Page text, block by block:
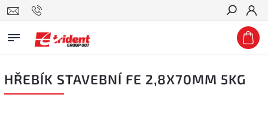
Hledat
HŘEBÍK STAVEBNÍ FE 2,8X70MM 5KG